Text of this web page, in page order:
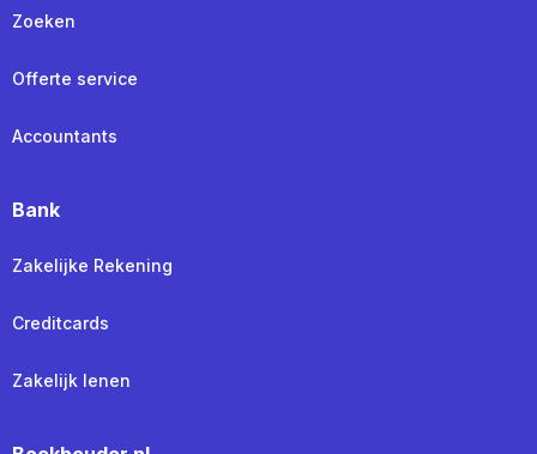
Zoeken
Offerte service
Accountants
Bank
Zakelijke Rekening
Creditcards
Zakelijk lenen